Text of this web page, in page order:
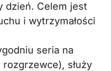
dzień. Celem jest
i wytrzymałości
seria na
służy